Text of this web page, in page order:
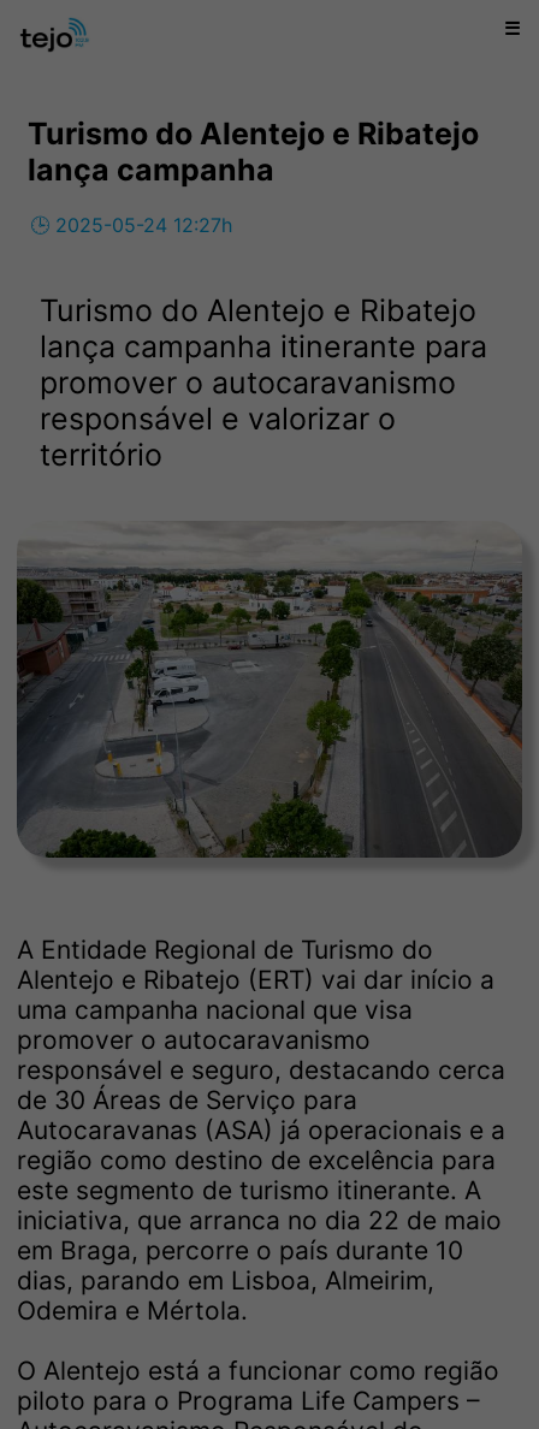
☰
Turismo do Alentejo e Ribatejo
lança campanha
🕒 2025-05-24 12:27h
Turismo do Alentejo e Ribatejo
lança campanha itinerante para
promover o autocaravanismo
responsável e valorizar o
território
A Entidade Regional de Turismo do
Alentejo e Ribatejo (ERT) vai dar início a
uma campanha nacional que visa
promover o autocaravanismo
responsável e seguro, destacando cerca
de 30 Áreas de Serviço para
Autocaravanas (ASA) já operacionais e a
região como destino de excelência para
este segmento de turismo itinerante. A
iniciativa, que arranca no dia 22 de maio
em Braga, percorre o país durante 10
dias, parando em Lisboa, Almeirim,
Odemira e Mértola.
O Alentejo está a funcionar como região
piloto para o Programa Life Campers –